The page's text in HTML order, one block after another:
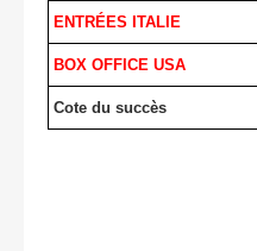
ENTRÉES ITALIE
BOX OFFICE USA
Cote du succès